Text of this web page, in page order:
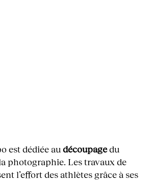
est dédiée audécoupagedu
photographie. Les travaux de
l’effort des athlètes grâce à ses